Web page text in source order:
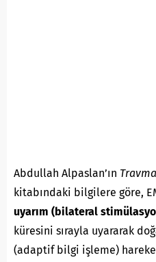
Abdullah Alpaslan’ın
kitabındaki bilgilere göre,
uyarım (bilateral
küresini sırayla uyararak
(adaptif bilgi işleme)